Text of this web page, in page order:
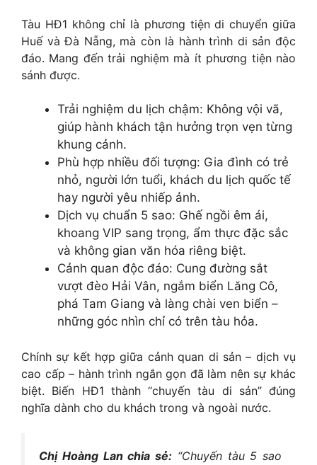
Tàu HĐ1 không chỉ là phương tiện di chuyển giữa
Huế và Đà Nẵng, mà còn là hành trình di sản độc
đáo. Mang đến trải nghiệm mà ít phương tiện nào
sánh được.
Trải nghiệm du lịch chậm: Không vội vã,
giúp hành khách tận hưởng trọn vẹn từng
khung cảnh.
Phù hợp nhiều đối tượng: Gia đình có trẻ
nhỏ, người lớn tuổi, khách du lịch quốc tế
hay người yêu nhiếp ảnh.
Dịch vụ chuẩn 5 sao: Ghế ngồi êm ái,
khoang VIP sang trọng, ẩm thực đặc sắc
và không gian văn hóa riêng biệt.
Cảnh quan độc đáo: Cung đường sắt
vượt đèo Hải Vân, ngắm biển Lăng Cô,
phá Tam Giang và làng chài ven biển –
những góc nhìn chỉ có trên tàu hỏa.
Chính sự kết hợp giữa cảnh quan di sản – dịch vụ
cao cấp – hành trình ngắn gọn đã làm nên sự khác
biệt. Biến HĐ1 thành “chuyến tàu di sản” đúng
nghĩa dành cho du khách trong và ngoài nước.
Chị Hoàng Lan chia sẻ: “Chuyến tàu 5 sao